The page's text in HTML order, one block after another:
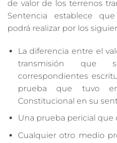
de valor de los terrenos
Sentencia establece
podrá realizar por los
La diferencia entre el
transmisión
correspondientes
prueba que tuvo
Constitucional en su
Una prueba pericial que
Cualquier otro medio